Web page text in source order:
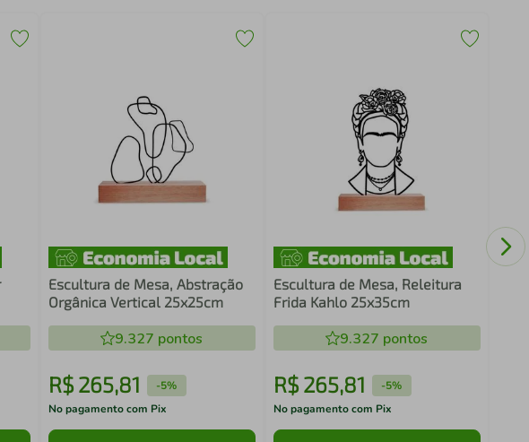
Escultura de Mesa, Abstração
Orgânica Vertical 25x25cm
9.327 pontos
R$ 265,81 -5%
No pagamento com Pix
Escultura de Mesa, Releitura
Frida Kahlo 25x35cm
9.327 pontos
R$ 265,81 -5%
No pagamento com Pix